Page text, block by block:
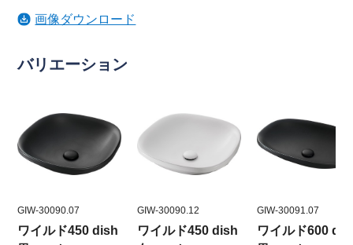
画像ダウンロード
バリエーション
GIW-30090.07
ワイルド450 dish
GIW-30090.12
ワイルド450 dish
GIW-30091.07
ワイルド600